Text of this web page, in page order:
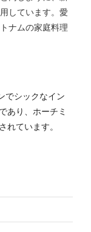
しています。愛
ナムの家庭料理
でシックなイン
あり、ホーチミ
れています。